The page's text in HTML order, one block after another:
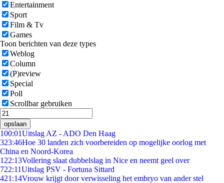
Entertainment
Sport
Film & Tv
Games
Toon berichten van deze types
Weblog
Column
(P)review
Special
Poll
Scrollbar gebruiken
opslaan
100:01Uitslag AZ - ADO Den Haag
323:46Hoe 30 landen zich voorbereiden op mogelijke oorlog met
China en Noord-Korea
1 22:13Vollering slaat dubbelslag in Nice en neemt geel over
722:11Uitslag PSV - Fortuna Sittard
421:14Vrouw krijgt door verwisseling het embryo van ander stel